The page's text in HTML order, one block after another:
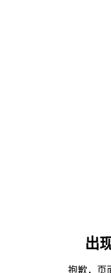
出
抱歉，页